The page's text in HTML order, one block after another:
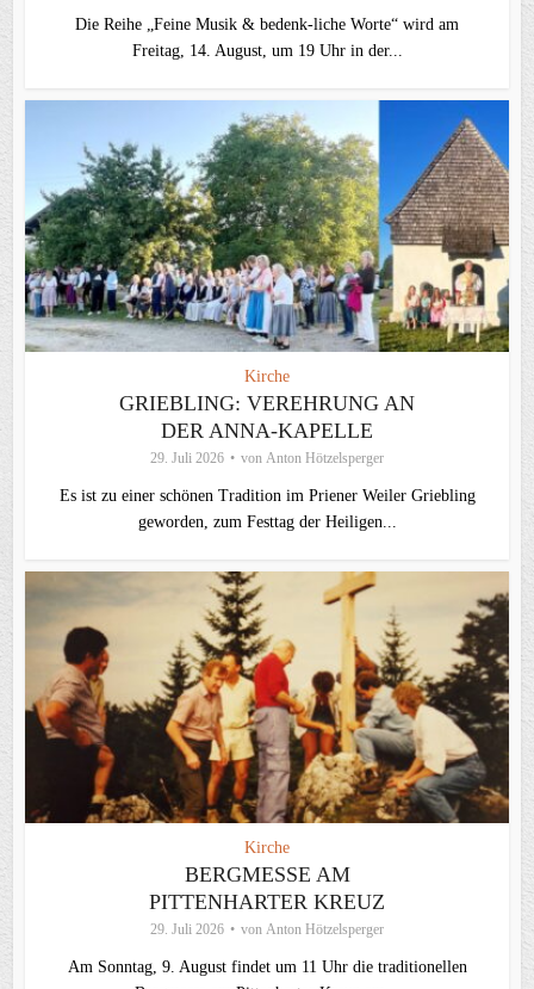
Die Reihe „Feine Musik & bedenk-liche Worte“ wird am
Freitag, 14. August, um 19 Uhr in der...
Kirche
GRIEBLING: VEREHRUNG AN
DER ANNA-KAPELLE
29. Juli 2026 von Anton Hötzelsperger
Es ist zu einer schönen Tradition im Priener Weiler Griebling
geworden, zum Festtag der Heiligen...
Kirche
BERGMESSE AM
PITTENHARTER KREUZ
29. Juli 2026 von Anton Hötzelsperger
Am Sonntag, 9. August findet um 11 Uhr die traditionellen